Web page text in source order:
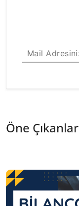
Öne Çıkanlar